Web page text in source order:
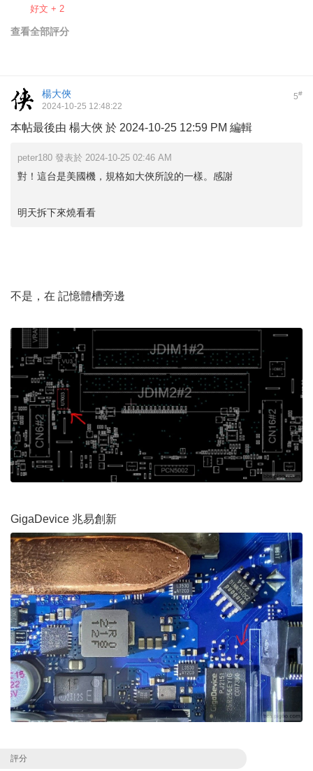
好文 + 2
查看全部評分
5#
楊大俠
2024-10-25 12:48:22
本帖最後由 楊大俠 於 2024-10-25 12:59 PM 編輯
peter180 發表於 2024-10-25 02:46 AM
對！這台是美國機，規格如大俠所說的一樣。感謝
明天拆下來燒看看
不是，在 記憶體槽旁邊
GigaDevice 兆易創新
評分